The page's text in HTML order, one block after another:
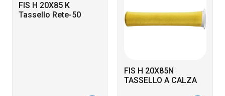
FIS H 20X85 K
Tassello Rete-50
FIS H 20X85N
TASSELLO A CALZA